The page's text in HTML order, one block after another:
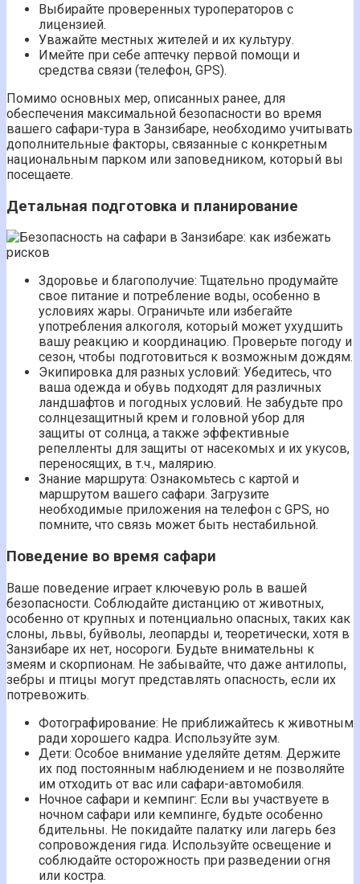
Выбирайте проверенных туроператоров с
лицензией.
Уважайте местных жителей и их культуру.
Имейте при себе аптечку первой помощи и
средства связи (телефон, GPS).
Помимо основных мер, описанных ранее, для
обеспечения максимальной безопасности во время
вашего сафари-тура в Занзибаре, необходимо учитывать
дополнительные факторы, связанные с конкретным
национальным парком или заповедником, который вы
посещаете.
Детальная подготовка и планирование
Здоровье и благополучие: Тщательно продумайте
свое питание и потребление воды, особенно в
условиях жары. Ограничьте или избегайте
употребления алкоголя, который может ухудшить
вашу реакцию и координацию. Проверьте погоду и
сезон, чтобы подготовиться к возможным дождям.
Экипировка для разных условий: Убедитесь, что
ваша одежда и обувь подходят для различных
ландшафтов и погодных условий. Не забудьте про
солнцезащитный крем и головной убор для
защиты от солнца, а также эффективные
репелленты для защиты от насекомых и их укусов,
переносящих, в т.ч., малярию.
Знание маршрута: Ознакомьтесь с картой и
маршрутом вашего сафари. Загрузите
необходимые приложения на телефон с GPS, но
помните, что связь может быть нестабильной.
Поведение во время сафари
Ваше поведение играет ключевую роль в вашей
безопасности. Соблюдайте дистанцию от животных,
особенно от крупных и потенциально опасных, таких как
слоны, львы, буйволы, леопарды и, теоретически, хотя в
Занзибаре их нет, носороги. Будьте внимательны к
змеям и скорпионам. Не забывайте, что даже антилопы,
зебры и птицы могут представлять опасность, если их
потревожить.
Фотографирование: Не приближайтесь к животным
ради хорошего кадра. Используйте зум.
Дети: Особое внимание уделяйте детям. Держите
их под постоянным наблюдением и не позволяйте
им отходить от вас или сафари-автомобиля.
Ночное сафари и кемпинг: Если вы участвуете в
ночном сафари или кемпинге, будьте особенно
бдительны. Не покидайте палатку или лагерь без
сопровождения гида. Используйте освещение и
соблюдайте осторожность при разведении огня
или костра.